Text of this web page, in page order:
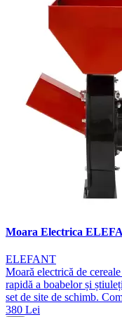
Moara Electrica
ELEFANT
Moară electrică de
rapidă a boabelor și
set de site de schimb.
380 Lei